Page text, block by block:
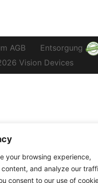
your browsing experience,
and analyze our
consent to our use of
AGB Entsorgung
Vision Devices